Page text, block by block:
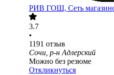
РИВ ГОШ, Сеть
3.7
•
1191 отзыв
Сочи, р-н Адлерский
Можно без резюме
Откликнуться